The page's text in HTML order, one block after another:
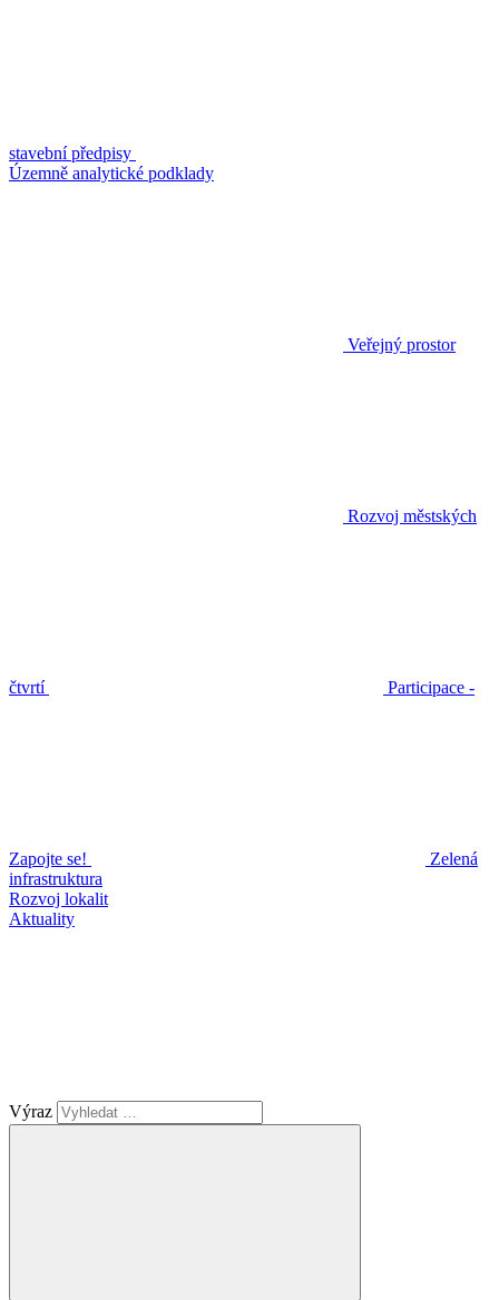
stavební předpisy
Územně analytické podklady
Veřejný prostor
Rozvoj městských
čtvrtí Participace -
Zapojte se!
Zelená
infrastruktura
Rozvoj lokalit
Aktuality
Výraz